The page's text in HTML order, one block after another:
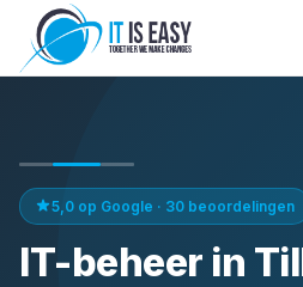
5,0 op Google · 30 beoordelingen
IT-beheer in